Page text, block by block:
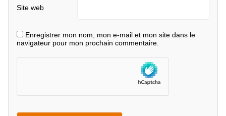
Site web
Enregistrer mon nom, mon e-mail et mon site dans le
navigateur pour mon prochain commentaire.